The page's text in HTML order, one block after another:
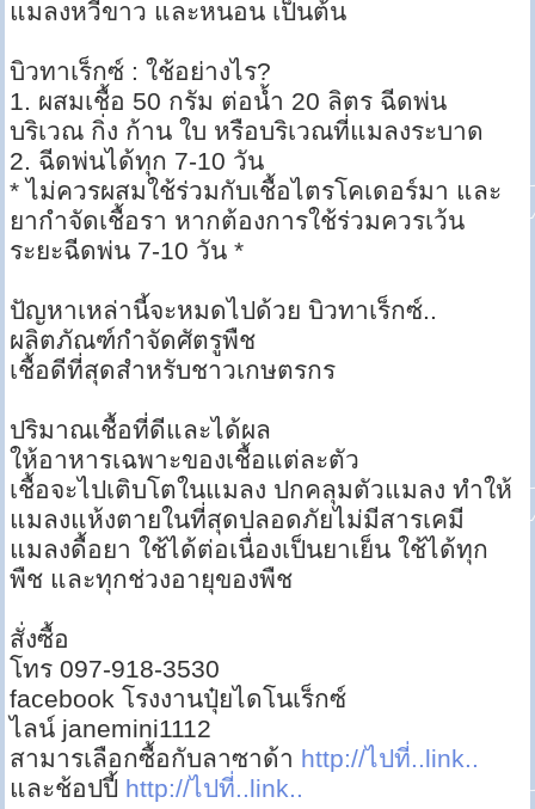
แมลงหวี่ขาว และหนอน เป็นต้น
บิวทาเร็กซ์ : ใช้อย่างไร?
1. ผสมเชื้อ 50 กรัม ต่อน้ำ 20 ลิตร ฉีดพ่น
บริเวณ กิ่ง ก้าน ใบ หรือบริเวณที่แมลงระบาด
2. ฉีดพ่นได้ทุก 7-10 วัน
* ไม่ควรผสมใช้ร่วมกับเชื้อไตรโคเดอร์มา และ
ยากำจัดเชื้อรา หากต้องการใช้ร่วมควรเว้น
ระยะฉีดพ่น 7-10 วัน *
ปัญหาเหล่านี้จะหมดไปด้วย บิวทาเร็กซ์..
ผลิตภัณฑ์กำจัดศัตรูพืช
เชื้อดีที่สุดสำหรับชาวเกษตรกร
ปริมาณเชื้อที่ดีและได้ผล
ให้อาหารเฉพาะของเชื้อแต่ละตัว
เชื้อจะไปเติบโตในแมลง ปกคลุมตัวแมลง ทำให้
แมลงแห้งตายในที่สุดปลอดภัยไม่มีสารเคมี
แมลงดื้อยา ใช้ได้ต่อเนื่องเป็นยาเย็น ใช้ได้ทุก
พืช และทุกช่วงอายุของพืช
สั่งซื้อ
โทร 097-918-3530
facebook โรงงานปุ๋ยไดโนเร็กซ์
ไลน์ janemini1112
สามารเลือกซื้อกับลาซาด้า http://ไปที่..link..
และช้อปปี้ http://ไปที่..link..